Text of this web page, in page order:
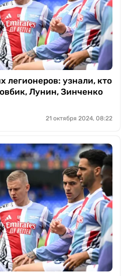
легионеров: узнали, кто
Лунин, Зинченко
21 октября 2024, 08:22